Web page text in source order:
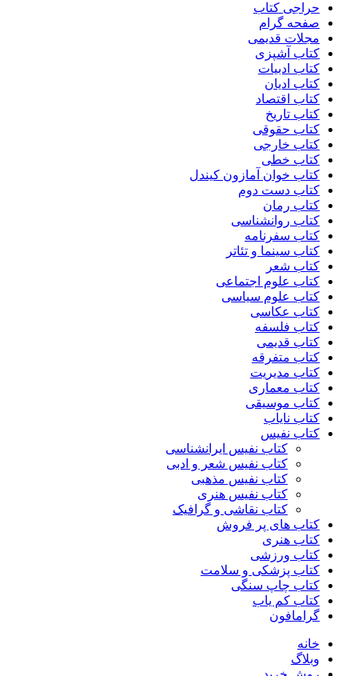
حراجی کتاب
صفحه گرام
مجلات قدیمی
کتاب آشپزی
کتاب ادبیات
کتاب ادیان
کتاب اقتصاد
کتاب تاریخ
کتاب حقوقی
کتاب خارجی
کتاب خطی
کتاب خوان آمازون کیندل
کتاب دست دوم
کتاب رمان
کتاب روانشناسی
کتاب سفرنامه
کتاب سینما و تئاتر
کتاب شعر
کتاب علوم اجتماعی
کتاب علوم سیاسی
کتاب عکاسی
کتاب فلسفه
کتاب قدیمی
کتاب متفرقه
کتاب مدیریت
کتاب معماری
کتاب موسیقی
کتاب نایاب
کتاب نفیس
کتاب نفیس ایرانشناسی
کتاب نفیس شعر و ادبی
کتاب نفیس مذهبی
کتاب نفیس هنری
کتاب نقاشی و گرافیک
کتاب های پر فروش
کتاب هنری
کتاب ورزشی
کتاب پزشکی و سلامت
کتاب چاپ سنگی
کتاب کم یاب
گرامافون
خانه
وبلاگ